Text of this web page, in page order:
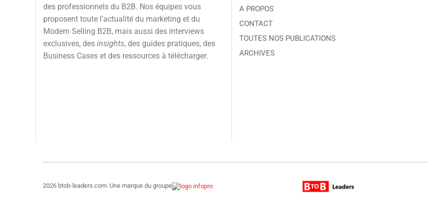
des professionnels du B2B. Nos équipes vous
proposent toute l’actualité du marketing et du
Modern Selling B2B, mais aussi des interviews
exclusives, des insights, des guides pratiques, des
Business Cases et des ressources à télécharger.
A PROPOS
CONTACT
TOUTES NOS PUBLICATIONS
ARCHIVES
2026 btob-leaders.com. Une marque du groupe